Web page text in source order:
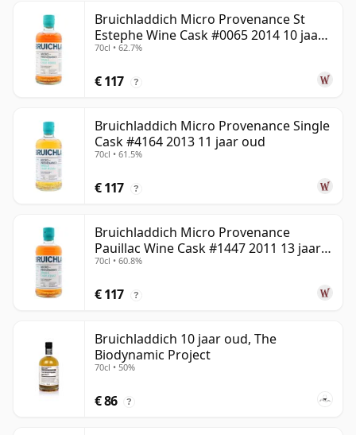
Bruichladdich Micro Provenance St
Estephe Wine Cask #0065 2014 10 jaar
oud
70cl • 62.7%
€ 117 ?
Bruichladdich Micro Provenance Single
Cask #4164 2013 11 jaar oud
70cl • 61.5%
€ 117 ?
Bruichladdich Micro Provenance
Pauillac Wine Cask #1447 2011 13 jaar
oud
70cl • 60.8%
€ 117 ?
Bruichladdich 10 jaar oud, The
Biodynamic Project
70cl • 50%
€ 86 ?